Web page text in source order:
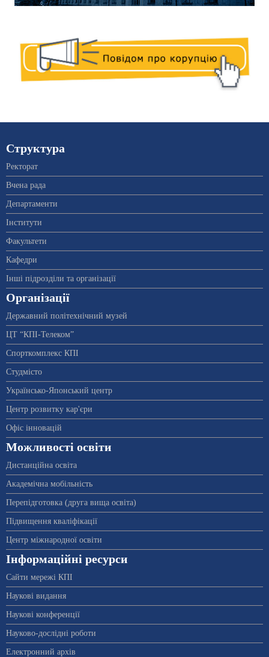
Структура
Ректорат
Вчена рада
Департаменти
Інститути
Факультети
Кафедри
Інші підрозділи та організації
Організації
Державний політехнічний музей
ЦТ “КПІ-Телеком”
Спорткомплекс КПІ
Студмісто
Українсько-Японський центр
Центр розвитку кар'єри
Офіс інновацій
Можливості освіти
Дистанційна освіта
Академічна мобільність
Перепідготовка (друга вища освіта)
Підвищення кваліфікації
Центр міжнародної освіти
Інформаційні ресурси
Сайти мережі КПІ
Наукові видання
Наукові конференції
Науково-дослідні роботи
Електронний архів